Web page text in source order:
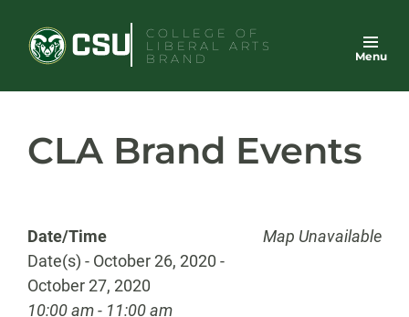
content
COLLEGE OF
LIBERAL ARTS
BRAND
Menu
CLA Brand Events
Map Unavailable
Date/Time
Date(s) - October 26, 2020 -
October 27, 2020
10:00 am - 11:00 am